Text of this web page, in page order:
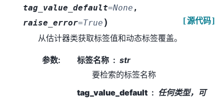
tag_value_default=None ,
raise_error=True ) [源代码]
从估计器类获取标签值和动态标签覆盖。
参数: 标签名称
str
要检索的标签名称
tag_value_default
任何类型，可